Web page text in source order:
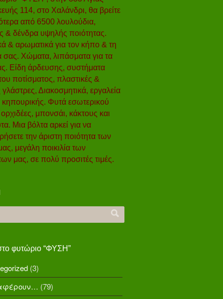
114, στο Χαλάνδρι, θα βρείτε
από 6500 λουλούδια,
& δένδρα υψηλής ποιότητας.
& αρωματικά για τον κήπο & τη
σας. Χώματα, λιπάσματα για τα
Είδη άρδευσης, συστήματα
ποτίσματος, πλαστικές &
γλάστρες, Διακοσμητικά, εργαλεία
κηπουρικής. Φυτά εσωτερικού
μπονσάι, κάκτους και
Μια βόλτα αρκεί για να
την άριστη ποιότητα των
μεγάλη ποικιλία των
μας, σε πολύ προσιτές τιμές.
φυτώριο “ΦΥΣΗ”
(3)
(79)